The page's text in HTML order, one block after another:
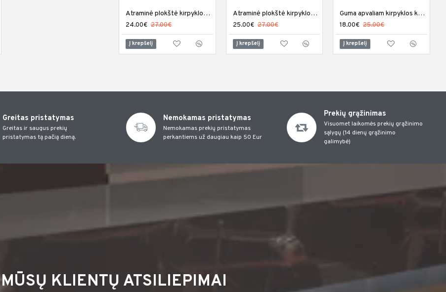
Atraminė plokštė kirpyklos kėdei PL-001
24.00€ 27.00€
Į krepšelį
Atraminė plokštė kirpyklos kėdei PL-002
25.00€ 27.00€
Į krepšelį
Guma apvaliam kirpyklos kėdės stovui G-001
18.00€ 25.00€
Į krepšelį
Greitas pristatymas
Greitas ir saugus prekių
pristatymas tą pačią dieną.
Nemokamas pristatymas
Nemokamas prekių pristatymas
perkantiems už daugiau kaip 50 Eur
Prekių grąžinimas
Visuomet laikomės prekių grąžinimo
sąlygų (14 dienų grąžinimo
galimybė)
MŪSŲ KLIENTŲ ATSILIEPIMAI